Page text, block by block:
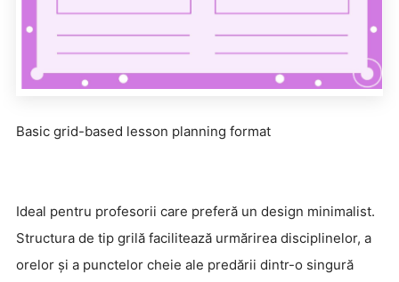
Basic grid-based lesson planning format
Ideal pentru profesorii care preferă un design minimalist.
Structura de tip grilă facilitează urmărirea disciplinelor, a
orelor și a punctelor cheie ale predării dintr-o singură